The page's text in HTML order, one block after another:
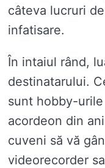
câteva lucruri
infatisare.
În intaiul rând,
destinatarului.
sunt hobby-
acordeon din
cuveni să vă
videorecorder